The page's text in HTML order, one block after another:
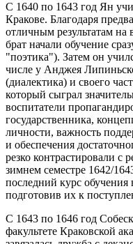
С 1640 по 1643 год Ян
Кракове. Благодаря
отличным результатам на
брат начали обучение
"поэтика"). Затем он
числе у Анджея
(диалектика) и своего
который сыграл
воспитатели
государственника,
личности, важность
и обеспечения
резко контрастировали с
зимнем семестре 1642/
последний курс обучения
подготовив их к
С 1643 по 1646 год
факультете Краковской